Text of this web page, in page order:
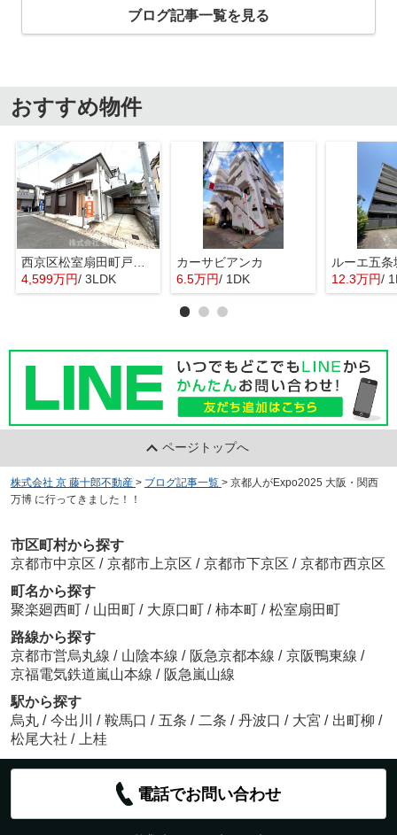
ブログ記事一覧を見る
おすすめ物件
4,599万円/ 3LDK
カーサビアンカ
6.5万円/ 1DK
ルーエ五条
12.3万円/
ページトップへ
株式会社 京 藤十郎不動産 > ブログ記事一覧 > 京都人がExpo2025 大阪・関西
万博 に行ってきました！！
市区町村から探す
京都市中京区 / 京都市上京区 / 京都市下京区 / 京都市西京区
町名から探す
聚楽廻西町 / 山田町 / 大原口町 / 柿本町 / 松室扇田町
路線から探す
京都市営烏丸線 / 山陰本線 / 阪急京都本線 / 京阪鴨東線 /
京福電気鉄道嵐山本線 / 阪急嵐山線
駅から探す
烏丸 / 今出川 / 鞍馬口 / 五条 / 二条 / 丹波口 / 大宮 / 出町柳 /
松尾大社 / 上桂
電話でお問い合わせ